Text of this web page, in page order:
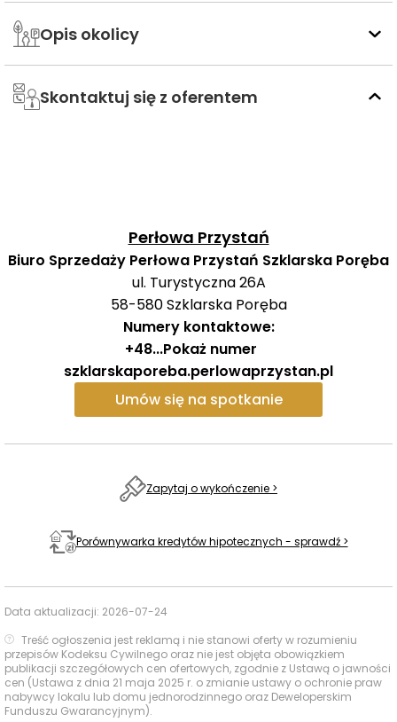
Osiedle to oferuje intymną atmosferę, będąc idealnym
rok.
Dostępne są różnorodne apartamenty, od 1 do 5
pokojów, o powierzchniach od 31 m² do 55 m²,
odpowiednie dla różnych preferencji i potrzeb klientów.
Opis okolicy
Skontaktuj się z oferentem
Perłowa Przystań
Biuro Sprzedaży Perłowa Przystań Szklarska Poręba
ul. Turystyczna 26A
58-580Szklarska Poręba
Numery kontaktowe:
+48...Pokaż numer
szklarskaporeba.perlowaprzystan.pl
Umów się na spotkanie
Zapytaj o wykończenie >
Porównywarka kredytów hipotecznych - sprawdź >
Data aktualizacji: 2026-07-24
Treść ogłoszenia jest reklamą i nie stanowi oferty w rozumieniu
przepisów Kodeksu Cywilnego oraz nie jest objęta obowiązkiem
publikacji szczegółowych cen ofertowych, zgodnie z Ustawą o jawności
cen (Ustawa z dnia 21 maja 2025 r. o zmianie ustawy o ochronie praw
nabywcy lokalu lub domu jednorodzinnego oraz Deweloperskim
Funduszu Gwarancyjnym).